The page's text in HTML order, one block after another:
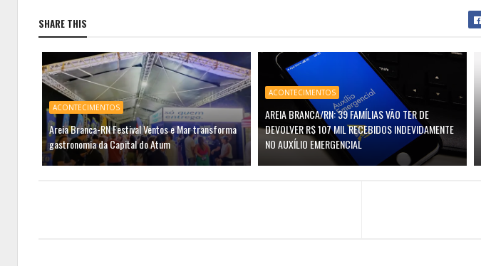
SHARE THIS
ACONTECIMENTOS
Areia Branca-RN Festival Ventos e Mar transforma
gastronomia da Capital do Atum
ACONTECIMENTOS
AREIA BRANCA/RN: 39 FAMÍLIAS VÃO TER DE
DEVOLVER R$ 107 MIL RECEBIDOS INDEVIDAMENTE
NO AUXÍLIO EMERGENCIAL